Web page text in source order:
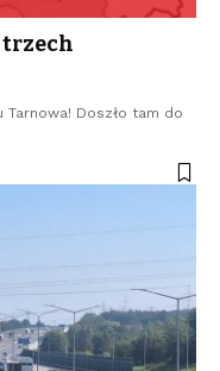
trzech
Doszło tam do